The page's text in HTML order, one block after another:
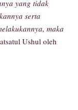
yang tidak
serta
maka
Ushul oleh